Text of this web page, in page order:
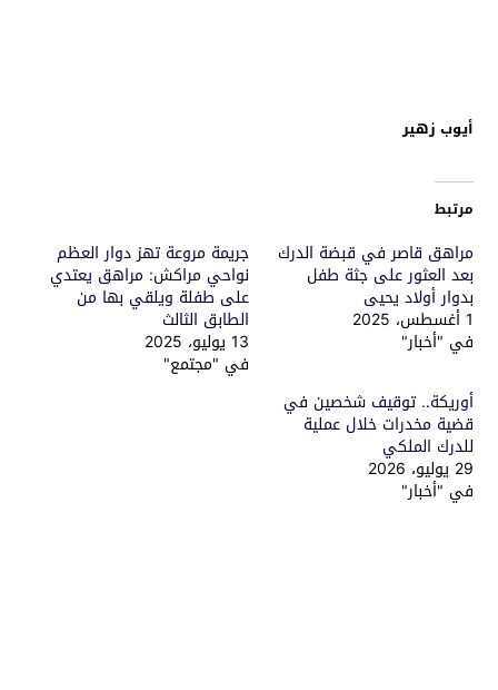
أيوب زهير
مرتبط
مراهق قاصر في قبضة الدرك
بعد العثور على جثة طفل
بدوار أولاد يحيى
1 أغسطس، 2025
في "أخبار"
جريمة مروعة تهز دوار العظم
نواحي مراكش: مراهق يعتدي
على طفلة ويلقي بها من
الطابق الثالث
13 يوليو، 2025
في "مجتمع"
أوريكة.. توقيف شخصين في
قضية مخدرات خلال عملية
للدرك الملكي
29 يوليو، 2026
في "أخبار"